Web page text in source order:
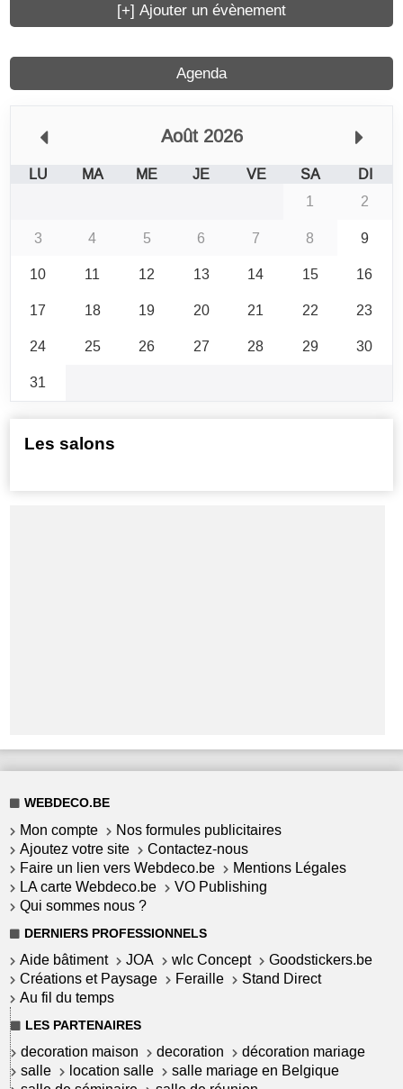
Agenda
Août 2026
LU MA ME JE VE SA
DI
1
2
3
4 5 6 7 8
9
10
11 12 13 14 15
16
17
18 19 20 21 22
23
24
25 26 27 28 29
30
31
[+] Ajouter un évènement
Les salons
WEBDECO.BE
Mon compte
Nos formules publicitaires
Ajoutez votre site
Contactez-nous
Faire un lien vers Webdeco.be
Mentions Légales
LA carte Webdeco.be
VO Publishing
Qui sommes nous ?
DERNIERS PROFESSIONNELS
Aide bâtiment JOA wlc Concept
Goodstickers.be
Créations et Paysage
Feraille
Stand Direct
Au fil du temps
LES PARTENAIRES
decoration maison decoration
décoration mariage
salle
location salle
salle mariage en Belgique